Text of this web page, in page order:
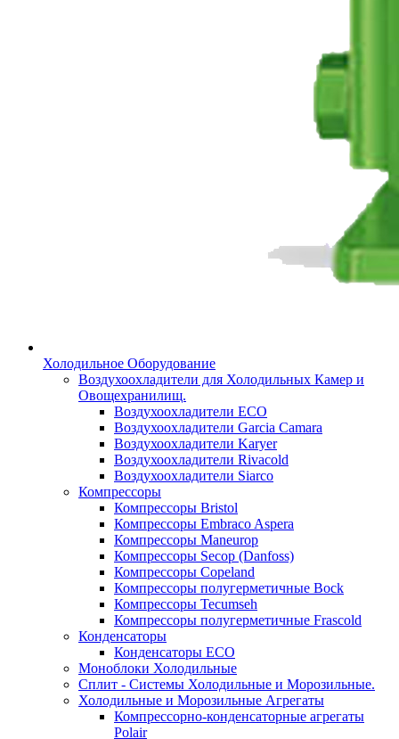
Холодильное Оборудование
Воздухоохладители для Холодильных Камер и
Овощехранилищ.
Воздухоохладители ECO
Воздухоохладители Garcia Camara
Воздухоохладители Karyer
Воздухоохладители Rivacold
Воздухоохладители Siarco
Компрессоры
Компрессоры Bristol
Компрессоры Embraco Aspera
Компрессоры Maneurop
Компрессоры Secop (Danfoss)
Компрессоры Copeland
Компрессоры полугерметичные Bock
Компрессоры Tecumseh
Компрессоры полугерметичные Frascold
Конденсаторы
Конденсаторы ECO
Моноблоки Холодильные
Сплит - Системы Холодильные и Морозильные.
Холодильные и Морозильные Агрегаты
Компрессорно-конденсаторные агрегаты
Polair